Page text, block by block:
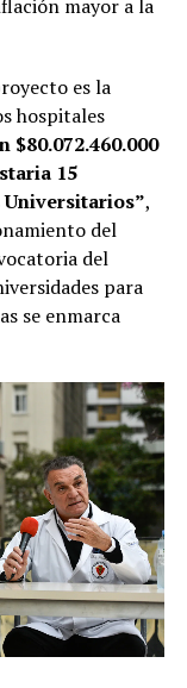
mayor a la
es la
hospitales
15
Universitarios”,
del
del
para
se enmarca